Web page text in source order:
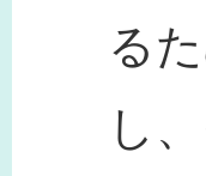
る
し